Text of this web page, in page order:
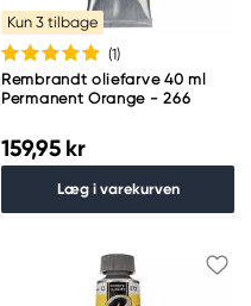
Kun 3 tilbage
(1)
Rembrandt oliefarve 40 ml
Permanent Orange - 266
159,95 kr
Læg i varekurven